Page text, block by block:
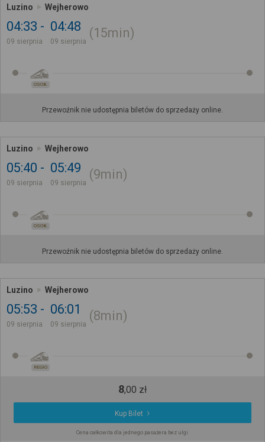
Luzino Wejherowo
04:33
09 sierpnia
04:48
09 sierpnia
15min
OSOB.
Przewoźnik nie udostępnia biletów do sprzedaży online.
Luzino Wejherowo
05:40
09 sierpnia
05:49
09 sierpnia
9min
OSOB.
Przewoźnik nie udostępnia biletów do sprzedaży online.
Luzino Wejherowo
05:53
09 sierpnia
06:01
09 sierpnia
8min
REGIO
8,00 zł
Kup Bilet
Cena całkowita dla jednego pasażera bez ulgi